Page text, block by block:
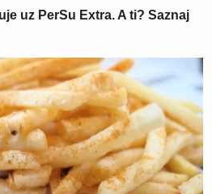
uz PerSu Extra. A ti? Saznaj